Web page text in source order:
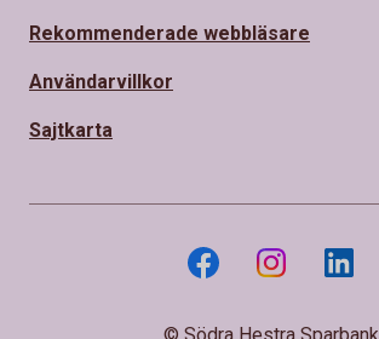
Rekommenderade webbläsare
Användarvillkor
Sajtkarta
© Södra Hestra Sparbank